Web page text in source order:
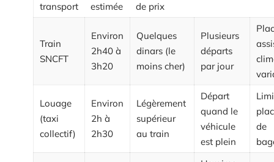
transport
estimée
de prix
Train
SNCFT
Environ
2h40 à
3h20
Quelques
dinars (le
moins cher)
Plusieurs
départs
par jour
Louage
(taxi
collectif)
Environ
2h à
2h30
Légèrement
supérieur
au train
Départ
quand le
véhicule
est plein
de